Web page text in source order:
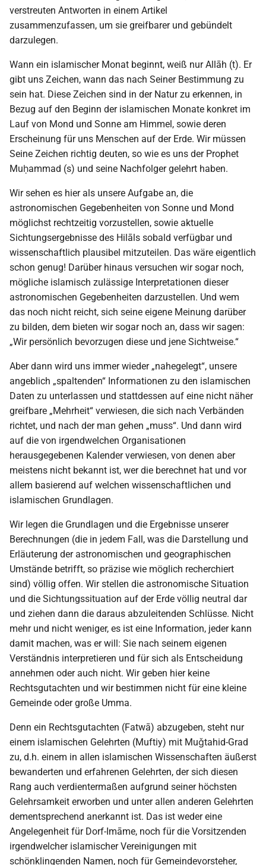
e
r
t
2012
2011
2010
2009
2008
2006
2005
2004
2003
2002
2000
verstreuten Antworten in einem Artikel
zusammenzufassen, um sie greifbarer und gebündelt
darzulegen.
Wann ein islamischer Monat beginnt, weiß nur Allāh (t). Er
gibt uns Zeichen, wann das nach Seiner Bestimmung zu
sein hat. Diese Zeichen sind in der Natur zu erkennen, in
Bezug auf den Beginn der islamischen Monate konkret im
Lauf von Mond und Sonne am Himmel, sowie deren
Erscheinung für uns Menschen auf der Erde. Wir müssen
Seine Zeichen richtig deuten, so wie es uns der Prophet
Muḥammad (s) und seine Nachfolger gelehrt haben.
Wir sehen es hier als unsere Aufgabe an, die
astronomischen Gegebenheiten von Sonne und Mond
möglichst rechtzeitig vorzustellen, sowie aktuelle
Sichtungsergebnisse des Hilāls sobald verfügbar und
wissenschaftlich plausibel mitzuteilen. Das wäre eigentlich
schon genug! Darüber hinaus versuchen wir sogar noch,
mögliche islamisch zulässige Interpretationen dieser
astronomischen Gegebenheiten darzustellen. Und wem
das noch nicht reicht, sich seine eigene Meinung darüber
zu bilden, dem bieten wir sogar noch an, dass wir sagen:
„Wir persönlich bevorzugen diese und jene Sichtweise.“
Aber dann wird uns immer wieder „nahegelegt“, unsere
angeblich „spaltenden“ Informationen zu den islamischen
Daten zu unterlassen und stattdessen auf eine nicht näher
greifbare „Mehrheit“ verwiesen, die sich nach Verbänden
richtet, und nach der man gehen „muss“. Und dann wird
auf die von irgendwelchen Organisationen
herausgegebenen Kalender verwiesen, von denen aber
meistens nicht bekannt ist, wer die berechnet hat und vor
allem basierend auf welchen wissenschaftlichen und
islamischen Grundlagen.
Wir legen die Grundlagen und die Ergebnisse unserer
Berechnungen (die in jedem Fall, was die Darstellung und
Erläuterung der astronomischen und geographischen
Umstände betrifft, so präzise wie möglich recherchiert
sind) völlig offen. Wir stellen die astronomische Situation
und die Sichtungssituation auf der Erde völlig neutral dar
und ziehen dann die daraus abzuleitenden Schlüsse. Nicht
mehr und nicht weniger, es ist eine Information, jeder kann
damit machen, was er will: Sie nach seinem eigenen
Verständnis interpretieren und für sich als Entscheidung
annehmen oder auch nicht. Wir geben hier keine
Rechtsgutachten und wir bestimmen nicht für eine kleine
Gemeinde oder große Umma.
Denn ein Rechtsgutachten (Fatwā) abzugeben, steht nur
einem islamischen Gelehrten (Muftiy) mit Muǧtahid-Grad
zu, d.h. einem in allen islamischen Wissenschaften äußerst
bewanderten und erfahrenen Gelehrten, der sich diesen
Rang auch verdientermaßen aufgrund seiner höchsten
Gelehrsamkeit erworben und unter allen anderen Gelehrten
dementsprechend anerkannt ist. Das ist weder eine
Angelegenheit für Dorf-Imāme, noch für die Vorsitzenden
irgendwelcher islamischer Vereinigungen mit
schönklingenden Namen, noch für Gemeindevorsteher,